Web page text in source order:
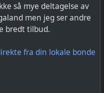
så mye deltagelse av
men jeg ser andre
bredt tilbud.
fra din lokale bonde